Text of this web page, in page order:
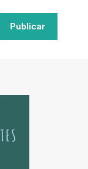
Publicar
Publicar